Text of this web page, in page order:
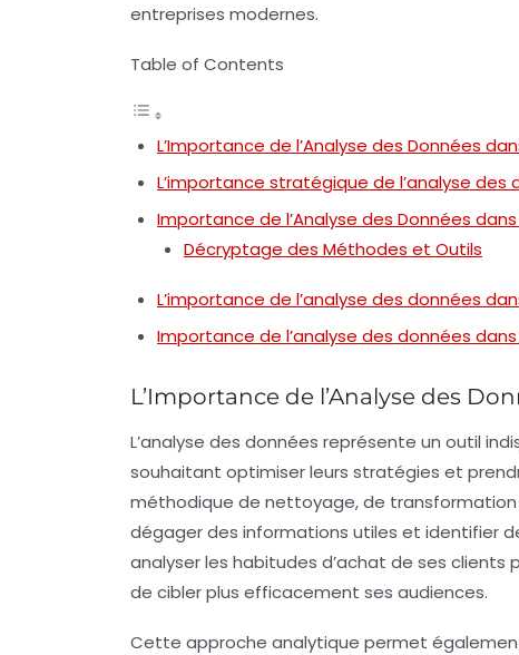
entreprises modernes.
Table of Contents
L’Importance de l’Analyse des Données
L’importance stratégique de l’analyse
Importance de l’Analyse des Données
Décryptage des Méthodes et Outils
L’importance de l’analyse des données
Importance de l’analyse des données
L’Importance de l’Analyse des
L’analyse des données représente un outil
souhaitant optimiser leurs stratégies et
méthodique de nettoyage, de transformation
dégager des informations utiles et identifier
analyser les habitudes d’achat de ses
de cibler plus efficacement ses audiences.
Cette approche analytique permet